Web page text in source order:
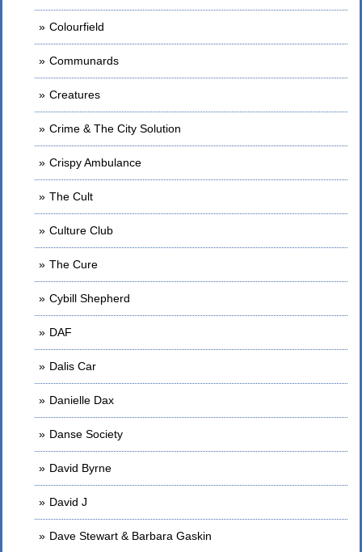
Colourfield
Communards
Creatures
Crime & The City Solution
Crispy Ambulance
The Cult
Culture Club
The Cure
Cybill Shepherd
DAF
Dalis Car
Danielle Dax
Danse Society
David Byrne
David J
Dave Stewart & Barbara Gaskin